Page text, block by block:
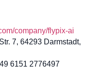
company/flypix-ai
7, 64293 Darmstadt,
6151 2776497